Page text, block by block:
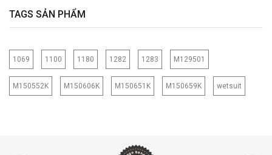
TAGS SẢN PHẨM
1069 1100 1180 1282 1283 M129501
M150552K M150606K M150651K M150659K wetsuit